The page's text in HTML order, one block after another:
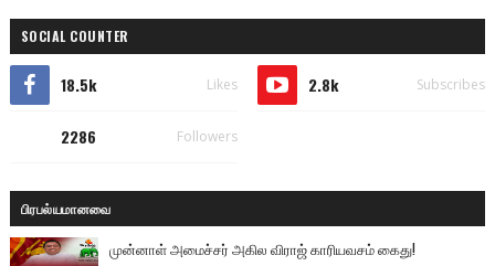
SOCIAL COUNTER
18.5k Likes 2.8k Subscribes
2286 Followers
பிரபல்யமானவை
முன்னாள் அமைச்சர் அகில விராஜ் காரியவசம் கைது!